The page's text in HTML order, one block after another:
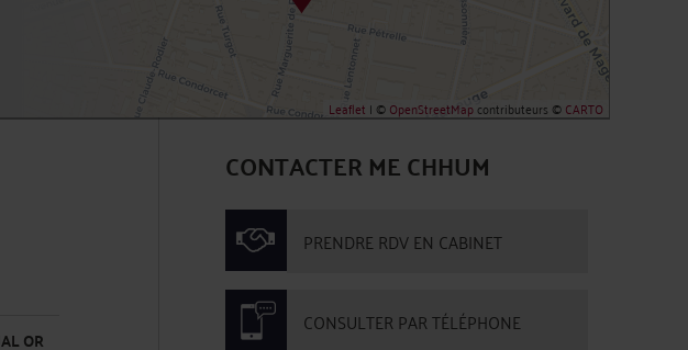
Leaflet | ©OpenStreetMapcontributeurs ©CARTO
OR
CONTACTER ME CHHUM
PRENDRE RDV EN CABINET
CONSULTER PAR TÉLÉPHONE